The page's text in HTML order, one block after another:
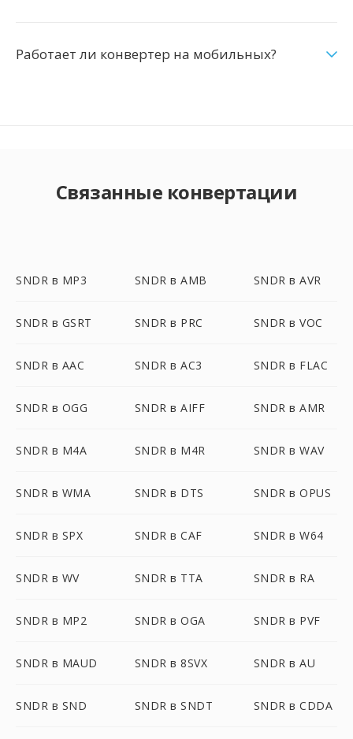
Работает ли конвертер на мобильных?
Связанные конвертации
SNDR в MP3 SNDR в AMB SNDR в AVR
SNDR в GSRT SNDR в PRC SNDR в VOC
SNDR в AAC SNDR в AC3 SNDR в FLAC
SNDR в OGG SNDR в AIFF SNDR в AMR
SNDR в M4A SNDR в M4R SNDR в WAV
SNDR в WMA SNDR в DTS SNDR в OPUS
SNDR в SPX SNDR в CAF SNDR в W64
SNDR в WV SNDR в TTA SNDR в RA
SNDR в MP2 SNDR в OGA SNDR в PVF
SNDR в MAUD SNDR в 8SVX SNDR в AU
SNDR в SND SNDR в SNDT SNDR в CDDA